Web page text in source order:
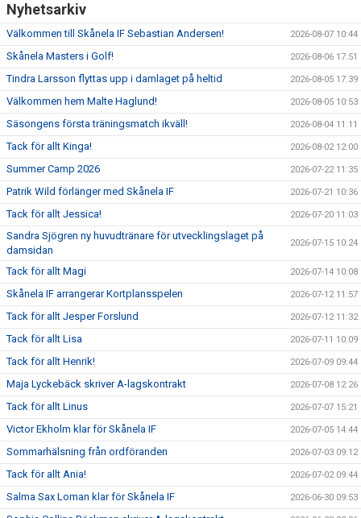
Nyhetsarkiv
Välkommen till Skånela IF Sebastian Andersen! 2026-08-07 10:44
Skånela Masters i Golf! 2026-08-06 17:51
Tindra Larsson flyttas upp i damlaget på heltid 2026-08-05 17:39
Välkommen hem Malte Haglund! 2026-08-05 10:53
Säsongens första träningsmatch ikväll! 2026-08-04 11:11
Tack för allt Kinga! 2026-08-02 12:00
Summer Camp 2026 2026-07-22 11:35
Patrik Wild förlänger med Skånela IF 2026-07-21 10:36
Tack för allt Jessica! 2026-07-20 11:03
Sandra Sjögren ny huvudtränare för utvecklingslaget på
damsidan
2026-07-15 10:24
Tack för allt Magi 2026-07-14 10:08
Skånela IF arrangerar Kortplansspelen 2026-07-12 11:57
Tack för allt Jesper Forslund 2026-07-12 11:32
Tack för allt Lisa 2026-07-11 10:09
Tack för allt Henrik! 2026-07-09 09:44
Maja Lyckebäck skriver A-lagskontrakt 2026-07-08 12:26
Tack för allt Linus 2026-07-07 15:21
Victor Ekholm klar för Skånela IF 2026-07-05 14:44
Sommarhälsning från ordföranden 2026-07-03 09:12
Tack för allt Ania! 2026-07-02 09:44
Salma Sax Loman klar för Skånela IF 2026-06-30 09:53